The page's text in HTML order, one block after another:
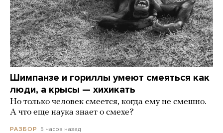
Шимпанзе и гориллы умеют смеяться как
люди, а крысы — хихикать
Но только человек смеется, когда ему не смешно.
А что еще наука знает о смехе?
РАЗБОР 5 часов назад